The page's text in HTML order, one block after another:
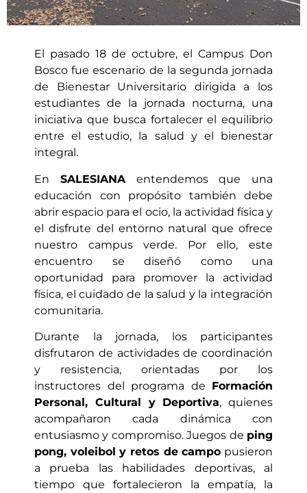
El pasado 18 de octubre, el Campus Don
Bosco fue escenario de la segunda jornada
de Bienestar Universitario dirigida a los
estudiantes de la jornada nocturna, una
iniciativa que busca fortalecer el equilibrio
entre el estudio, la salud y el bienestar
integral.
En SALESIANAentendemos que una
educación con propósito también debe
abrir espacio para el ocio, la actividad física y
el disfrute del entorno natural que ofrece
nuestro campus verde. Por ello, este
encuentro se diseñó como una
oportunidad para promover la actividad
física, el cuidado de la salud y la integración
comunitaria.
Durante la jornada, los participantes
disfrutaron de actividades de coordinación
y resistencia, orientadas por los
instructores del programa de Formación
Personal, Cultural y Deportiva, quienes
acompañaron cada dinámica con
entusiasmo y compromiso. Juegos de ping
pong, voleibol y retos de campo pusieron
a prueba las habilidades deportivas, al
tiempo que fortalecieron la empatía, la